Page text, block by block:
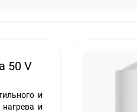
50 V
и
и